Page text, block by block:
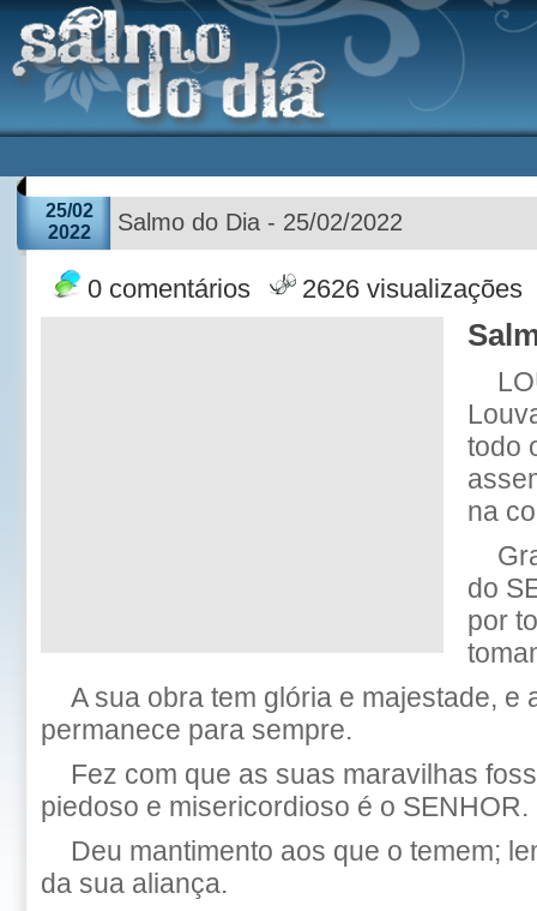
25/02
2022
Salmo do Dia - 25/02/2022
0 comentários 2626 visualizações
todo
na
do
por
A sua obra tem glória e majestade, e
permanece para sempre.
Fez com que as suas maravilhas
piedoso e misericordioso é o SENHOR.
Deu mantimento aos que o temem;
da sua aliança.